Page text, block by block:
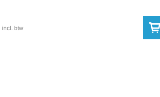
incl. btw